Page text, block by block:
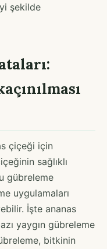
şekilde
çiçeği için
sağlıklı
gübreleme
uygulamaları
İşte ananas
yaygın gübreleme
bitkinin